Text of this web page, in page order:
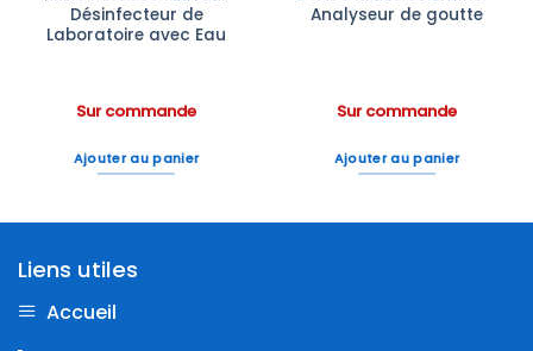
Désinfecteur de
Laboratoire avec Eau
Sur commande
Ajouter au panier
Analyseur de goutte
Sur commande
Ajouter au panier
Liens utiles
Accueil